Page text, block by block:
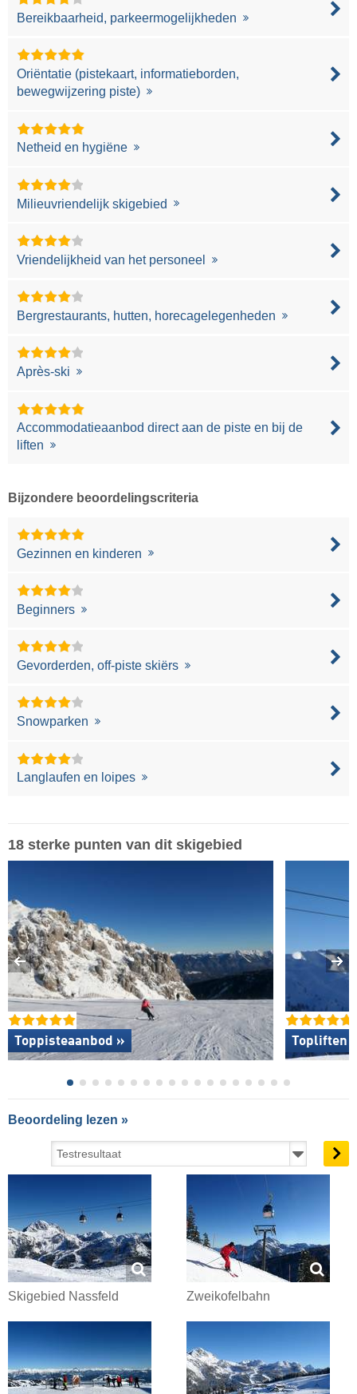
Bereikbaarheid, parkeermogelijkheden
Oriëntatie (pistekaart, informatieborden,
bewegwijzering piste)
Netheid en hygiëne
Milieuvriendelijk skigebied
Vriendelijkheid van het personeel
Bergrestaurants, hutten, horecagelegenheden
Après-ski
Accommodatieaanbod direct aan de piste en bij de
liften
Bijzondere beoordelingscriteria
Gezinnen en kinderen
Beginners
Gevorderden, off-piste skiërs
Snowparken
Langlaufen en loipes
18 sterke punten van dit skigebied
Toppisteaanbod » Topliften
Beoordeling lezen »
Skigebied Nassfeld Zweikofelbahn